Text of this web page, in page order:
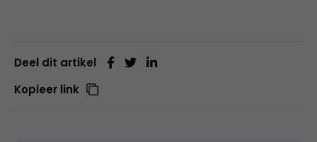
Deel dit artikel
Kopieer link